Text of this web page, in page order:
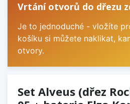
Vrtání otvorů do dřezu
Je to jednoduché - vložíte
košíku si můžete naklikat,
otvory.
Set Alveus (dřez